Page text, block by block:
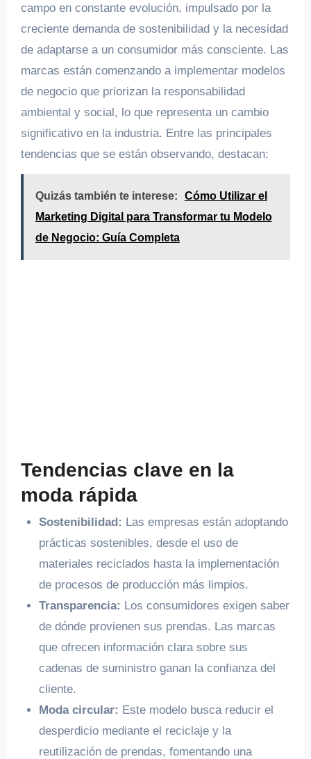
campo en constante evolución, impulsado por la
creciente demanda de sostenibilidad y la necesidad
de adaptarse a un consumidor más consciente. Las
marcas están comenzando a implementar modelos
de negocio que priorizan la responsabilidad
ambiental y social, lo que representa un cambio
significativo en la industria. Entre las principales
tendencias que se están observando, destacan:
Quizás también te interese:
Cómo Utilizar el
Marketing Digital para Transformar tu Modelo
de Negocio: Guía Completa
Tendencias clave en la
moda rápida
Sostenibilidad: Las empresas están adoptando
prácticas sostenibles, desde el uso de
materiales reciclados hasta la implementación
de procesos de producción más limpios.
Transparencia: Los consumidores exigen saber
de dónde provienen sus prendas. Las marcas
que ofrecen información clara sobre sus
cadenas de suministro ganan la confianza del
cliente.
Moda circular: Este modelo busca reducir el
desperdicio mediante el reciclaje y la
reutilización de prendas, fomentando una